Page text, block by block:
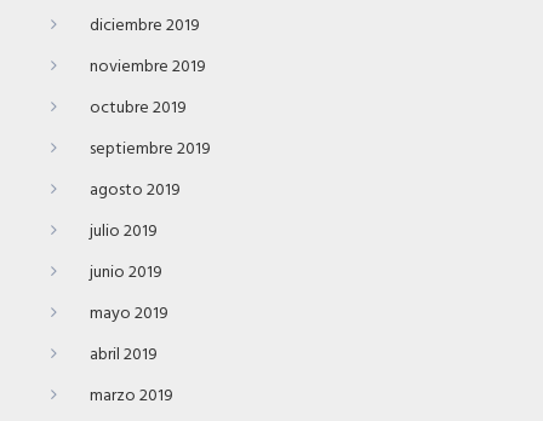
diciembre 2019
noviembre 2019
octubre 2019
septiembre 2019
agosto 2019
julio 2019
junio 2019
mayo 2019
abril 2019
marzo 2019